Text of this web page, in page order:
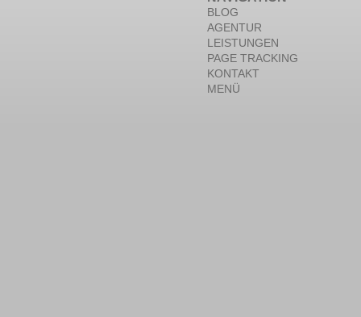
BLOG
AGENTUR
LEISTUNGEN
PAGE TRACKING
KONTAKT
MENÜ